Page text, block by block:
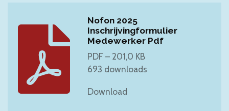
Nofon 2025
Inschrijvingformulier
Medewerker Pdf
PDF – 201,0 KB
693 downloads
Download